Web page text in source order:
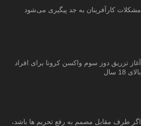
مشکلات کارآفرینان به جد پیگیری می‌شود
آغاز تزریق دوز سوم واکسن کرونا برای افراد
بالای 18 سال
اگر طرف مقابل مصمم به رفع تحریم ها باشد،